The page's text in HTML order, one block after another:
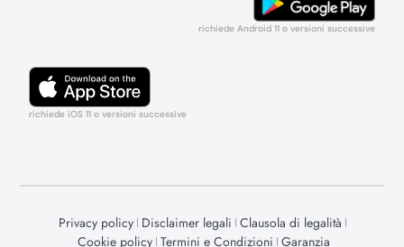
richiede Android 11 o versioni successive
richiede iOS 11 o versioni successive
Privacy policy Disclaimer legali Clausola di legalità
Cookie policy Termini e Condizioni Garanzia